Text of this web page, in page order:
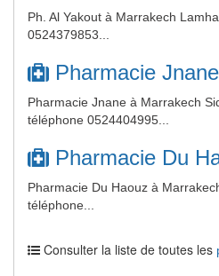
Ph. Al Yakout à Marrakech
0524379853...
Pharmacie Jnane
Pharmacie Jnane à Marrakech
téléphone 0524404995...
Pharmacie Du
Pharmacie Du Haouz à
téléphone...
Consulter la liste de toutes les